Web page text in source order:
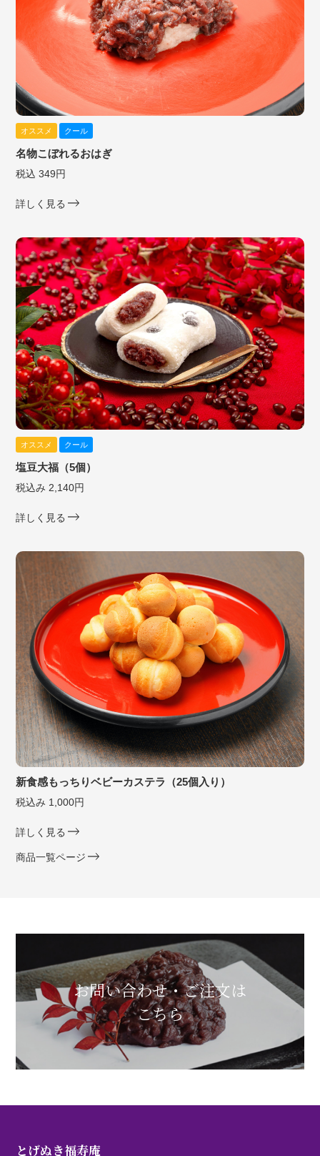
オススメ クール
名物こぼれるおはぎ
税込 349円
詳しく見る
オススメ クール
塩豆大福（5個）
税込み 2,140円
詳しく見る
新食感もっちりベビーカステラ（25個入り）
税込み 1,000円
詳しく見る
商品一覧ページ
お問い合わせ・ご注文は
こちら
とげぬき福寿庵